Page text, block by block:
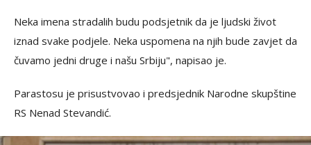
Neka imena stradalih budu podsjetnik da je ljudski život
iznad svake podjele. Neka uspomena na njih bude zavjet da
čuvamo jedni druge i našu Srbiju", napisao je.
Parastosu je prisustvovao i predsjednik Narodne skupštine
RS Nenad Stevandić.